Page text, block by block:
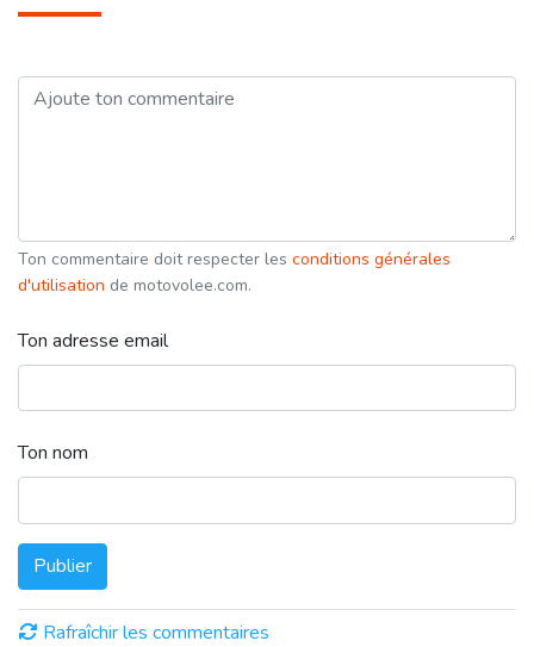
Ton commentaire doit respecter les conditions générales
d'utilisation de motovolee.com.
Ton adresse email
Ton nom
Publier
Rafraîchir les commentaires